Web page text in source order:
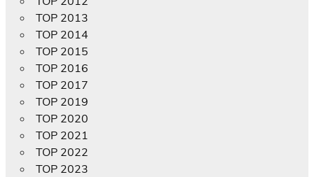
TOP 2013
TOP 2014
TOP 2015
TOP 2016
TOP 2017
TOP 2019
TOP 2020
TOP 2021
TOP 2022
TOP 2023